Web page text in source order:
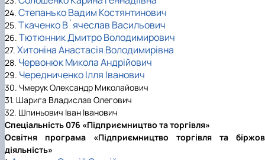
24. Степанько Вадим Костянтинович
25. Ткаченко В`ячеслав Васильович
26. Тютюнник Дмитро Володимирович
27. Хитоніна Анастасія Володимирівна
28. Червонюк Микола Андрійович
29. Чередниченко Ілля Іванович
30. Чмерук Олександр Миколайович
31. Шарига Владислав Олегович
32. Шпиньович Іван Іванович
Спеціальність 076 «Підприємництво та торгівля»
Освітня програма «Підприємництво торгівля та
діяльність»